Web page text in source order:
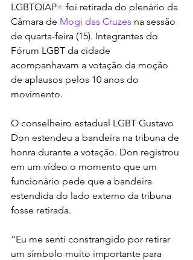
LGBTQIAP+ foi retirada do plenário da
Câmara de Mogi das Cruzes na sessão
de quarta-feira (15). Integrantes do
Fórum LGBT da cidade
acompanhavam a votação da moção
de aplausos pelos 10 anos do
movimento.
O conselheiro estadual LGBT Gustavo
Don estendeu a bandeira na tribuna de
honra durante a votação. Don registrou
em um vídeo o momento que um
funcionário pede que a bandeira
estendida do lado externo da tribuna
fosse retirada.
“Eu me senti constrangido por retirar
um símbolo muito importante para